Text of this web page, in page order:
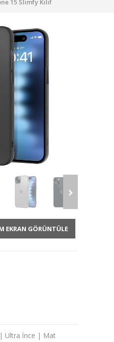
15 Slimfy Kılıf
EKRAN GÖRÜNTÜLE
Ultra İnce | Mat